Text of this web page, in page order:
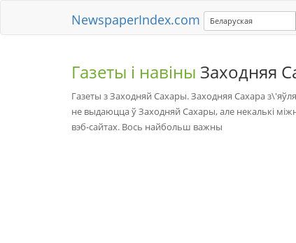
NewspaperIndex.com Беларуская
Газеты і навіны Заходняя
Газеты з Заходняй Сахары. Заходняя Сахара
не выдаюцца ў Заходняй Сахары, але некалькі
вэб-сайтах. Вось найбольш важны